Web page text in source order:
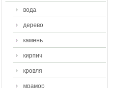
вода
дерево
камень
кирпич
кровля
мрамор